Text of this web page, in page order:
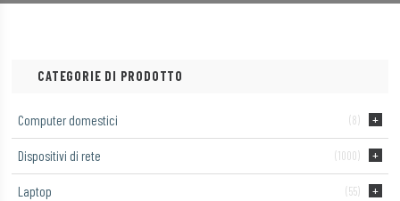
CATEGORIE DI PRODOTTO
Computer domestici (8)
Dispositivi di rete (1000)
Laptop (55)